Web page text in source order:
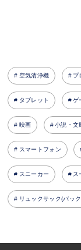
空気清浄機 プ
タブレット ゲ
映画 小説・文
スマートフォン
スニーカー ス
リュックサック(バッ